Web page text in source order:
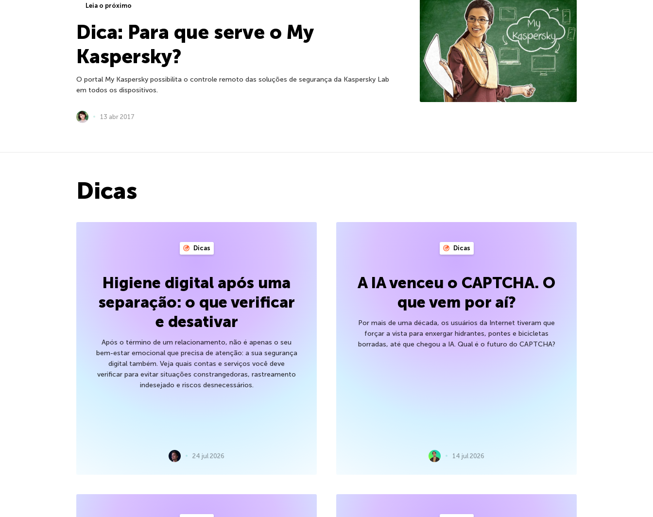
Leia o próximo
Dica: Para que serve o My
Kaspersky?
O portal My Kaspersky possibilita o controle remoto das soluções de segurança da Kaspersky Lab
em todos os dispositivos.
13 abr 2017
Dicas
Dicas
Higiene digital após uma
separação: o que verificar
e desativar
Após o término de um relacionamento, não é apenas o seu
bem-estar emocional que precisa de atenção: a sua segurança
digital também. Veja quais contas e serviços você deve
verificar para evitar situações constrangedoras, rastreamento
indesejado e riscos desnecessários.
24 jul 2026
Dicas
A IA venceu o CAPTCHA. O
que vem por aí?
Por mais de uma década, os usuários da Internet tiveram que
forçar a vista para enxergar hidrantes, pontes e bicicletas
borradas, até que chegou a IA. Qual é o futuro do CAPTCHA?
14 jul 2026